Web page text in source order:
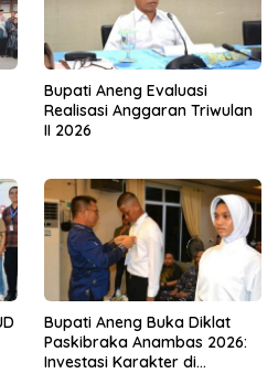
Bupati Aneng Evaluasi
Realisasi Anggaran Triwulan
II 2026
Bupati Aneng Buka Diklat
Paskibraka Anambas 2026:
Investasi Karakter di